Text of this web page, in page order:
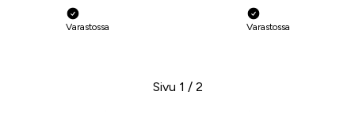
Varastossa Varastossa
Sivu 1 / 2